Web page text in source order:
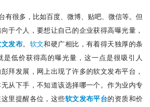
有很多，比如百度、微博、贴吧、微信等。但
于个人，要想让自己的企业获得高曝光量，
文发布。 软文和硬广相比，有着得天独厚的条
是低价获得高的曝光量，这一点是很吸引人
拜发展，网上出现了许多的软文发布平台，
从下手，不知道该选择哪一个。作为业内专
里提醒各位，这些软文发布平台的资质和价